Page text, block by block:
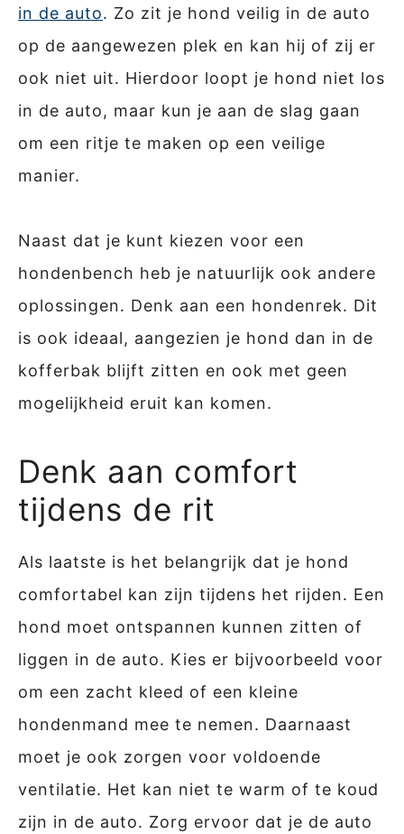
in de auto. Zo zit je hond veilig in de auto
op de aangewezen plek en kan hij of zij er
ook niet uit. Hierdoor loopt je hond niet los
in de auto, maar kun je aan de slag gaan
om een ritje te maken op een veilige
manier.
Naast dat je kunt kiezen voor een
hondenbench heb je natuurlijk ook andere
oplossingen. Denk aan een hondenrek. Dit
is ook ideaal, aangezien je hond dan in de
kofferbak blijft zitten en ook met geen
mogelijkheid eruit kan komen.
Denk aan comfort
tijdens de rit
Als laatste is het belangrijk dat je hond
comfortabel kan zijn tijdens het rijden. Een
hond moet ontspannen kunnen zitten of
liggen in de auto. Kies er bijvoorbeeld voor
om een zacht kleed of een kleine
hondenmand mee te nemen. Daarnaast
moet je ook zorgen voor voldoende
ventilatie. Het kan niet te warm of te koud
zijn in de auto. Zorg ervoor dat je de auto